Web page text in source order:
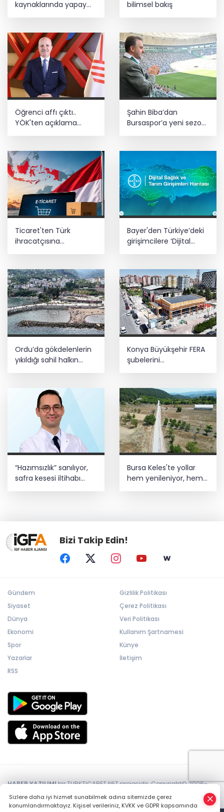
kaynaklarında yapay
bilimsel bakış
Öğrenci affı çıktı..
YÖK'ten açıklama
geldi! 4 aylık süre
Şahin Biba’dan
Bursaspor’a yeni sezon
mesajı: Adım adım
Ticaret'ten Türk
ihracatçısına
Endonezya pazarı
Bayer'den Türkiye’deki
girişimcilere ‘Dijital
Sağlık ve Tarım
çağrısı
Ordu’da gökdelenlerin
yıkıldığı sahil halkın
Konya Büyükşehir FERA
şubelerini
“Hazımsızlık” sanılıyor,
safra kesesi iltihabı
çıkıyor
Bursa Keles'te yollar
hem yenileniyor, hem
genişliyor
Bizi Takip Edin!
Gündem
Siyaset
Dünya
Ekonomi
Spor
Yazarlar
RSS
Gizlilik Politikası
Çerez Politikası
Veri Politikası
Kullanım Şartnamesi
Künye
İletişim
HABER YAZILIMIbir TURKTICARET.NET projesidir. Copyright© 2006-
Sizlere daha iyi hizmet sunabilmek adına sitemizde çerez
konumlandırmaktayız. Kişisel verileriniz, KVKK ve GDPR kapsamında